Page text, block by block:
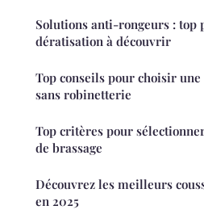
Solutions anti-rongeurs : top
dératisation à découvrir
Top conseils pour choisir une
sans robinetterie
Top critères pour
de brassage
Découvrez les meilleurs
en 2025